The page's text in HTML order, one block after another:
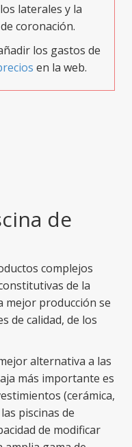
laterales y la
coronación.
los gastos de
en la web.
de
complejos
de la
mejor producción se
de calidad, de los
alternativa a las
más importante es
(cerámica,
piscinas de
de modificar